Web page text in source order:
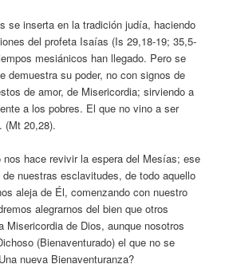
se inserta en la tradición judía, haciendo
del profeta Isaías (Is 29,18-19; 35,5-
mesiánicos han llegado. Pero se
demuestra su poder, no con signos de
de amor, de Misericordia; sirviendo a
a los pobres. El que no vino a ser
20,28).
hace revivir la espera del Mesías; ese
nuestras esclavitudes, de todo aquello
aleja de Él, comenzando con nuestro
alegrarnos del bien que otros
Misericordia de Dios, aunque nosotros
(Bienaventurado) el que no se
nueva Bienaventuranza?